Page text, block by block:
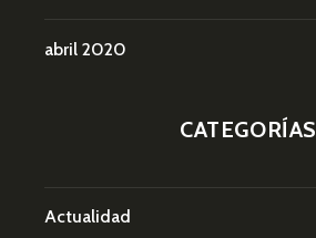
abril 2020
CATEGORÍAS
Actualidad